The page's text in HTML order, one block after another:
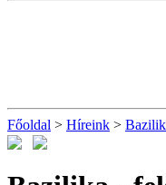
Főoldal > Híreink >